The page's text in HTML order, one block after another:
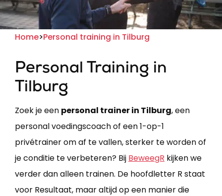
Home>Personal training in Tilburg
Personal Training in
Tilburg
Zoek je een personal trainer in Tilburg, een
personal voedingscoach of een 1-op-1
privétrainer om af te vallen, sterker te worden of
je conditie te verbeteren? Bij BeweegR ​ kijken we
verder dan alleen trainen. De hoofdletter R staat
voor Resultaat, maar altijd op een manier die